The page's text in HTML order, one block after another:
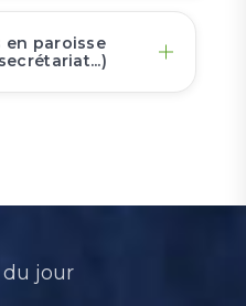
en paroisse
du jour